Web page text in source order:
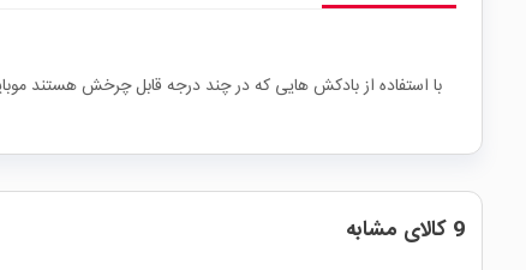
با استفاده از بادکش هایی که در چند درجه قابل چرخش هستند
9 کالای مشابه